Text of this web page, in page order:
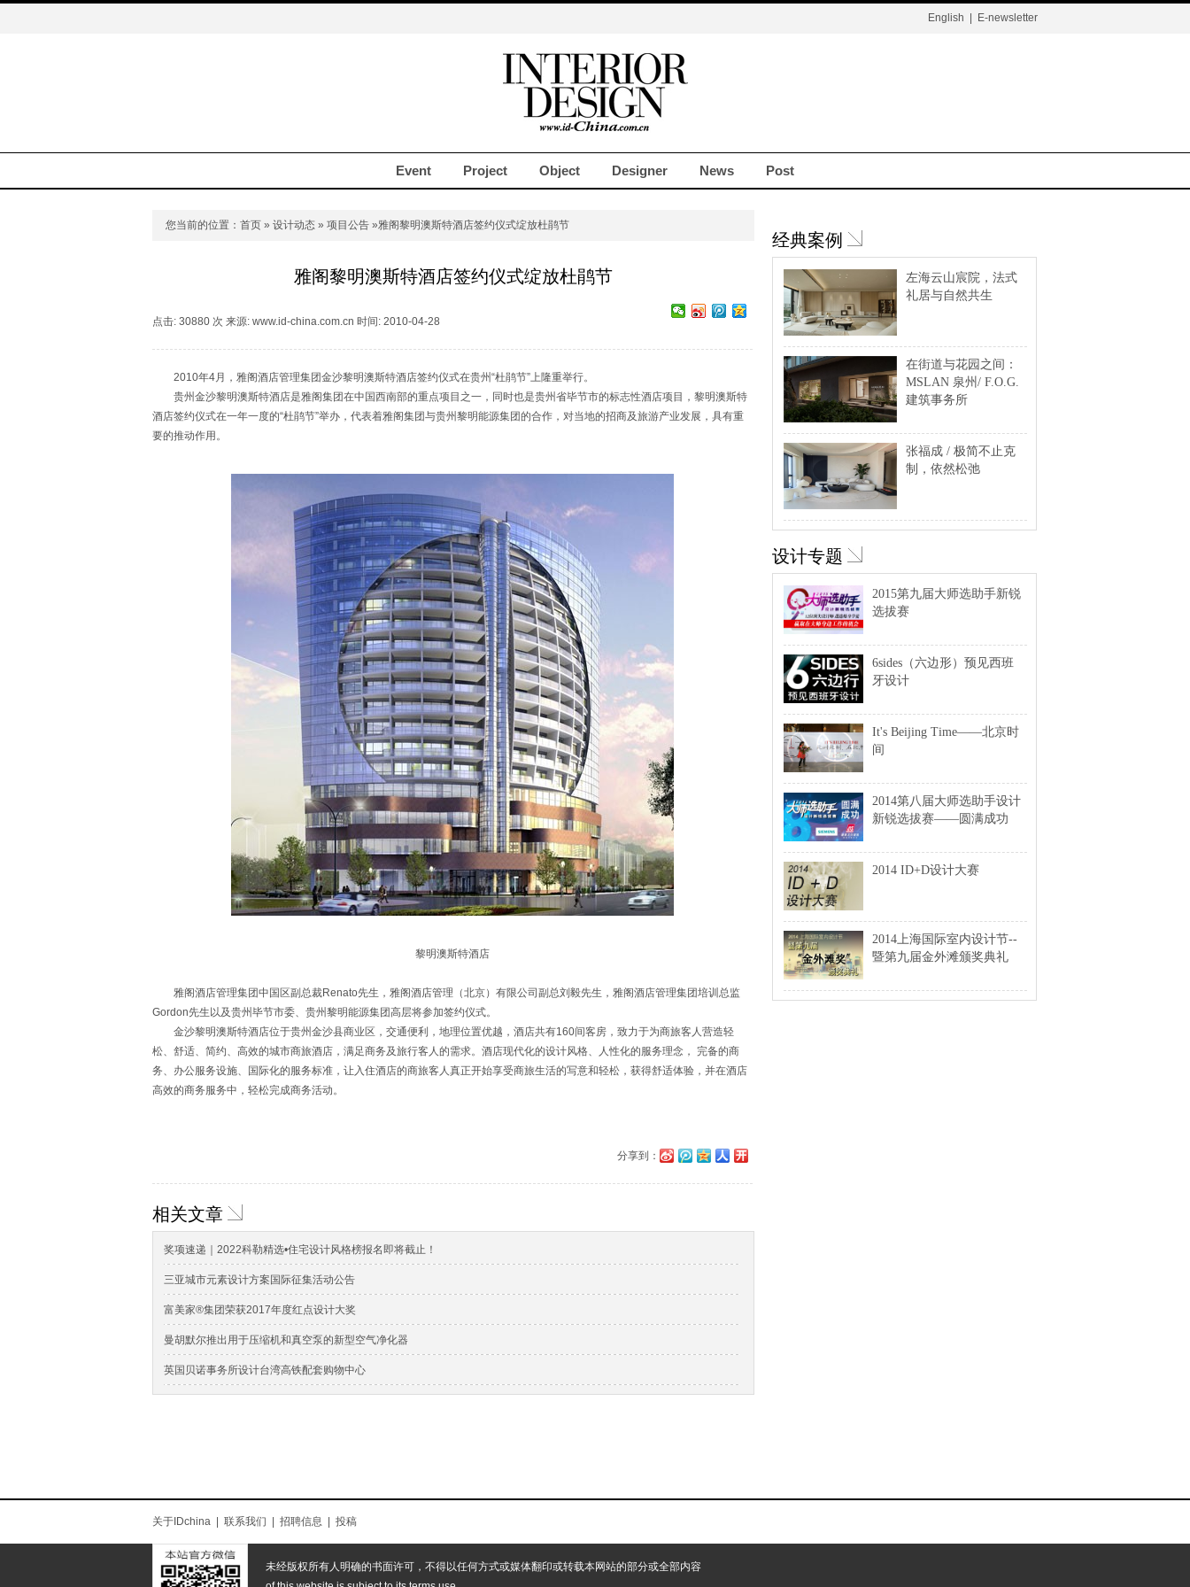
English E-newsletter
Event Project Object Designer News Post
您当前的位置： 首页 » 设计动态 » 项目公告 »雅阁黎明澳斯特酒店签约仪式绽放杜鹃节
雅阁黎明澳斯特酒店签约仪式绽放杜鹃节
点击: 30880 次 来源: www.id-china.com.cn 时间: 2010-04-28
2010年4月，雅阁酒店管理集团金沙黎明澳斯特酒店签约仪式在贵州“杜鹃节”上隆重举行。
贵州金沙黎明澳斯特酒店是雅阁集团在中国西南部的重点项目之一，同时也是贵州省毕节市的标志性酒店项目，黎明澳斯特
酒店签约仪式在一年一度的“杜鹃节”举办，代表着雅阁集团与贵州黎明能源集团的合作，对当地的招商及旅游产业发展，具有重
要的推动作用。
黎明澳斯特酒店
雅阁酒店管理集团中国区副总裁Renato先生，雅阁酒店管理（北京）有限公司副总刘毅先生，雅阁酒店管理集团培训总监
Gordon先生以及贵州毕节市委、贵州黎明能源集团高层将参加签约仪式。
金沙黎明澳斯特酒店位于贵州金沙县商业区，交通便利，地理位置优越，酒店共有160间客房，致力于为商旅客人营造轻
松、舒适、简约、高效的城市商旅酒店，满足商务及旅行客人的需求。酒店现代化的设计风格、人性化的服务理念， 完备的商
务、办公服务设施、国际化的服务标准，让入住酒店的商旅客人真正开始享受商旅生活的写意和轻松，获得舒适体验，并在酒店
高效的商务服务中，轻松完成商务活动。
分享到：
相关文章
奖项速递｜2022科勒精选•住宅设计风格榜报名即将截止！
三亚城市元素设计方案国际征集活动公告
富美家®集团荣获2017年度红点设计大奖
曼胡默尔推出用于压缩机和真空泵的新型空气净化器
英国贝诺事务所设计台湾高铁配套购物中心
经典案例
左海云山宸院，法式
礼居与自然共生
在街道与花园之间：
MSLAN 泉州/ F.O.G.
建筑事务所
张福成 / 极简不止克
制，依然松弛
设计专题
2015第九届大师选助手新锐
选拔赛
6sides（六边形）预见西班
牙设计
It's Beijing Time——北京时
间
2014第八届大师选助手设计
新锐选拔赛——圆满成功
2014 ID+D设计大赛
2014上海国际室内设计节--
暨第九届金外滩颁奖典礼
关于IDchina 联系我们 招聘信息 投稿
未经版权所有人明确的书面许可，不得以任何方式或媒体翻印或转载本网站的部分或全部内容